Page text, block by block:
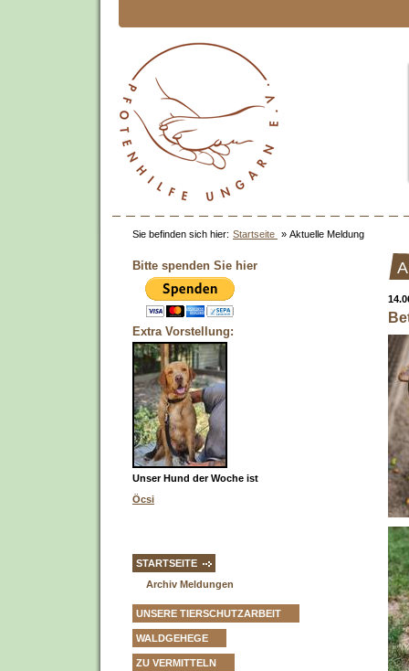
Sie befinden sich hier: Startseite » Aktuelle Meldung
Bitte spenden Sie hier
Extra Vorstellung:
Unser Hund der Woche ist
Öcsi
STARTSEITE
Archiv Meldungen
UNSERE TIERSCHUTZARBEIT
WALDGEHEGE
ZU VERMITTELN